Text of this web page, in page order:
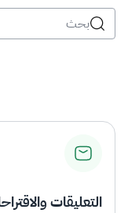
التعليقات